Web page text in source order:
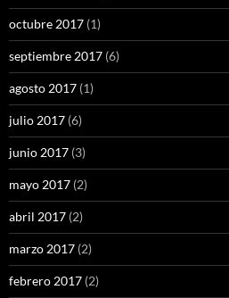
octubre 2017 (1)
septiembre 2017 (6)
agosto 2017 (1)
julio 2017 (6)
junio 2017 (3)
mayo 2017 (2)
abril 2017 (2)
marzo 2017 (2)
febrero 2017 (2)